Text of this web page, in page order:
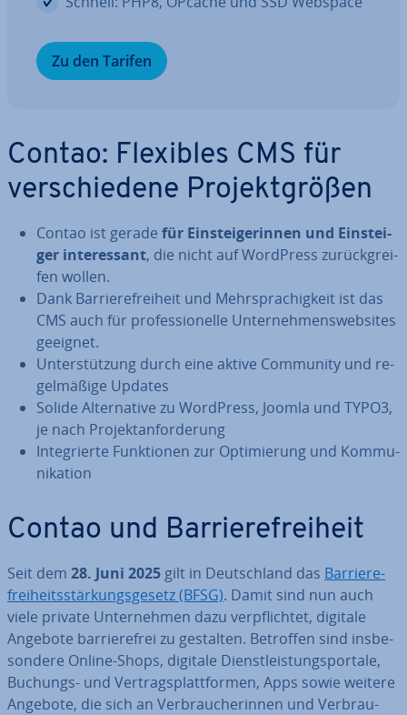
Zu den Tarifen
Contao: Flexibles CMS für
ver­schie­de­ne Pro­jekt­grö­ßen
Contao ist gerade für Ein­stei­ge­rin­nen und Ein­stei­
ger in­ter­es­sant, die nicht auf WordPress zu­rück­grei­
fen wollen.
Dank Bar­rie­re­frei­heit und Mehr­spra­chig­keit ist das
CMS auch für pro­fes­sio­nel­le Un­ter­neh­mens­web­sites
geeignet.
Un­ter­stüt­zung durch eine aktive Community und re­
gel­mä­ßi­ge Updates
Solide Al­ter­na­ti­ve zu WordPress, Joomla und TYPO3,
je nach Pro­jekt­an­for­de­rung
In­te­grier­te Funk­tio­nen zur Op­ti­mie­rung und Kom­mu­
ni­ka­ti­on
Contao und Bar­rie­re­frei­heit
Seit dem 28. Juni 2025 gilt in Deutsch­land das Bar­rie­re­
frei­heits­stär­kungs­ge­setz (BFSG). Damit sind nun auch
viele private Un­ter­neh­men dazu ver­pflich­tet, digitale
Angebote bar­rie­re­frei zu gestalten. Betroffen sind ins­be­
son­de­re Online-Shops, digitale Dienst­leis­tungs­por­ta­le,
Buchungs- und Ver­trags­platt­for­men, Apps sowie weitere
Angebote, die sich an Ver­brau­che­rin­nen und Ver­brau­